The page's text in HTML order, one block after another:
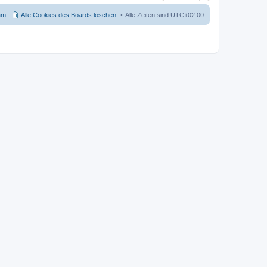
Alle Zeiten sind UTC+02:00
Alle Cookies des Boards löschen